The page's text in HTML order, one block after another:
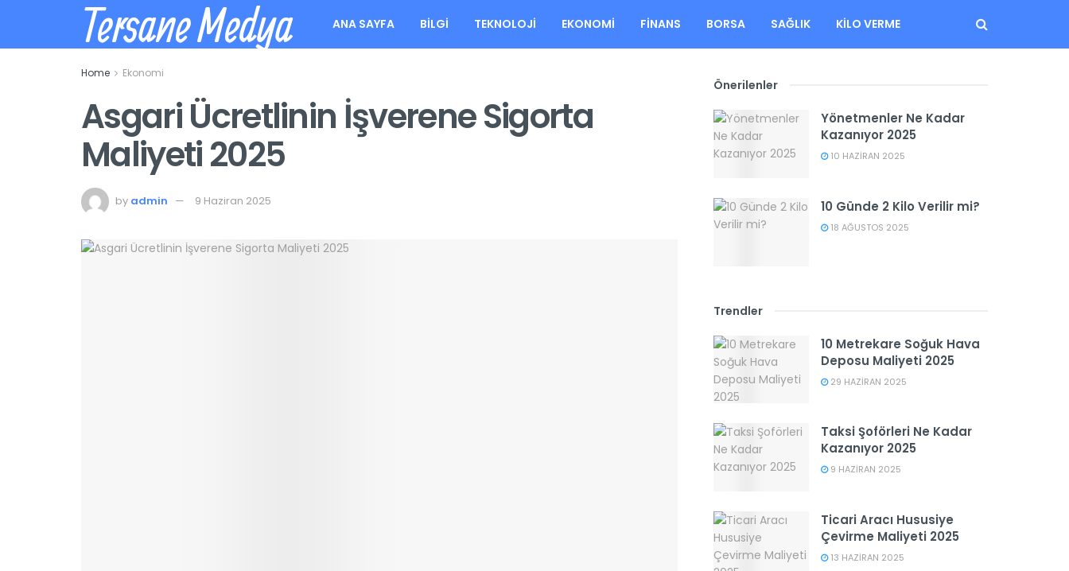
Tersane Medya ANA SAYFA BILGI TEKNOLOJI EKONOMI FINANS BORSA SAĞLIK KILO VERME
Home Ekonomi
Asgari Ücretlinin İşverene Sigorta
Maliyeti 2025
by admin 9 Haziran 2025
Önerilenler
Yönetmenler Ne Kadar
Kazanıyor 2025
10 HAZIRAN 2025
10 Günde 2 Kilo Verilir mi?
18 AĞUSTOS 2025
Trendler
10 Metrekare Soğuk Hava
Deposu Maliyeti 2025
29 HAZIRAN 2025
Taksi Şoförleri Ne Kadar
Kazanıyor 2025
9 HAZIRAN 2025
Ticari Aracı Hususiye
Çevirme Maliyeti 2025
13 HAZIRAN 2025